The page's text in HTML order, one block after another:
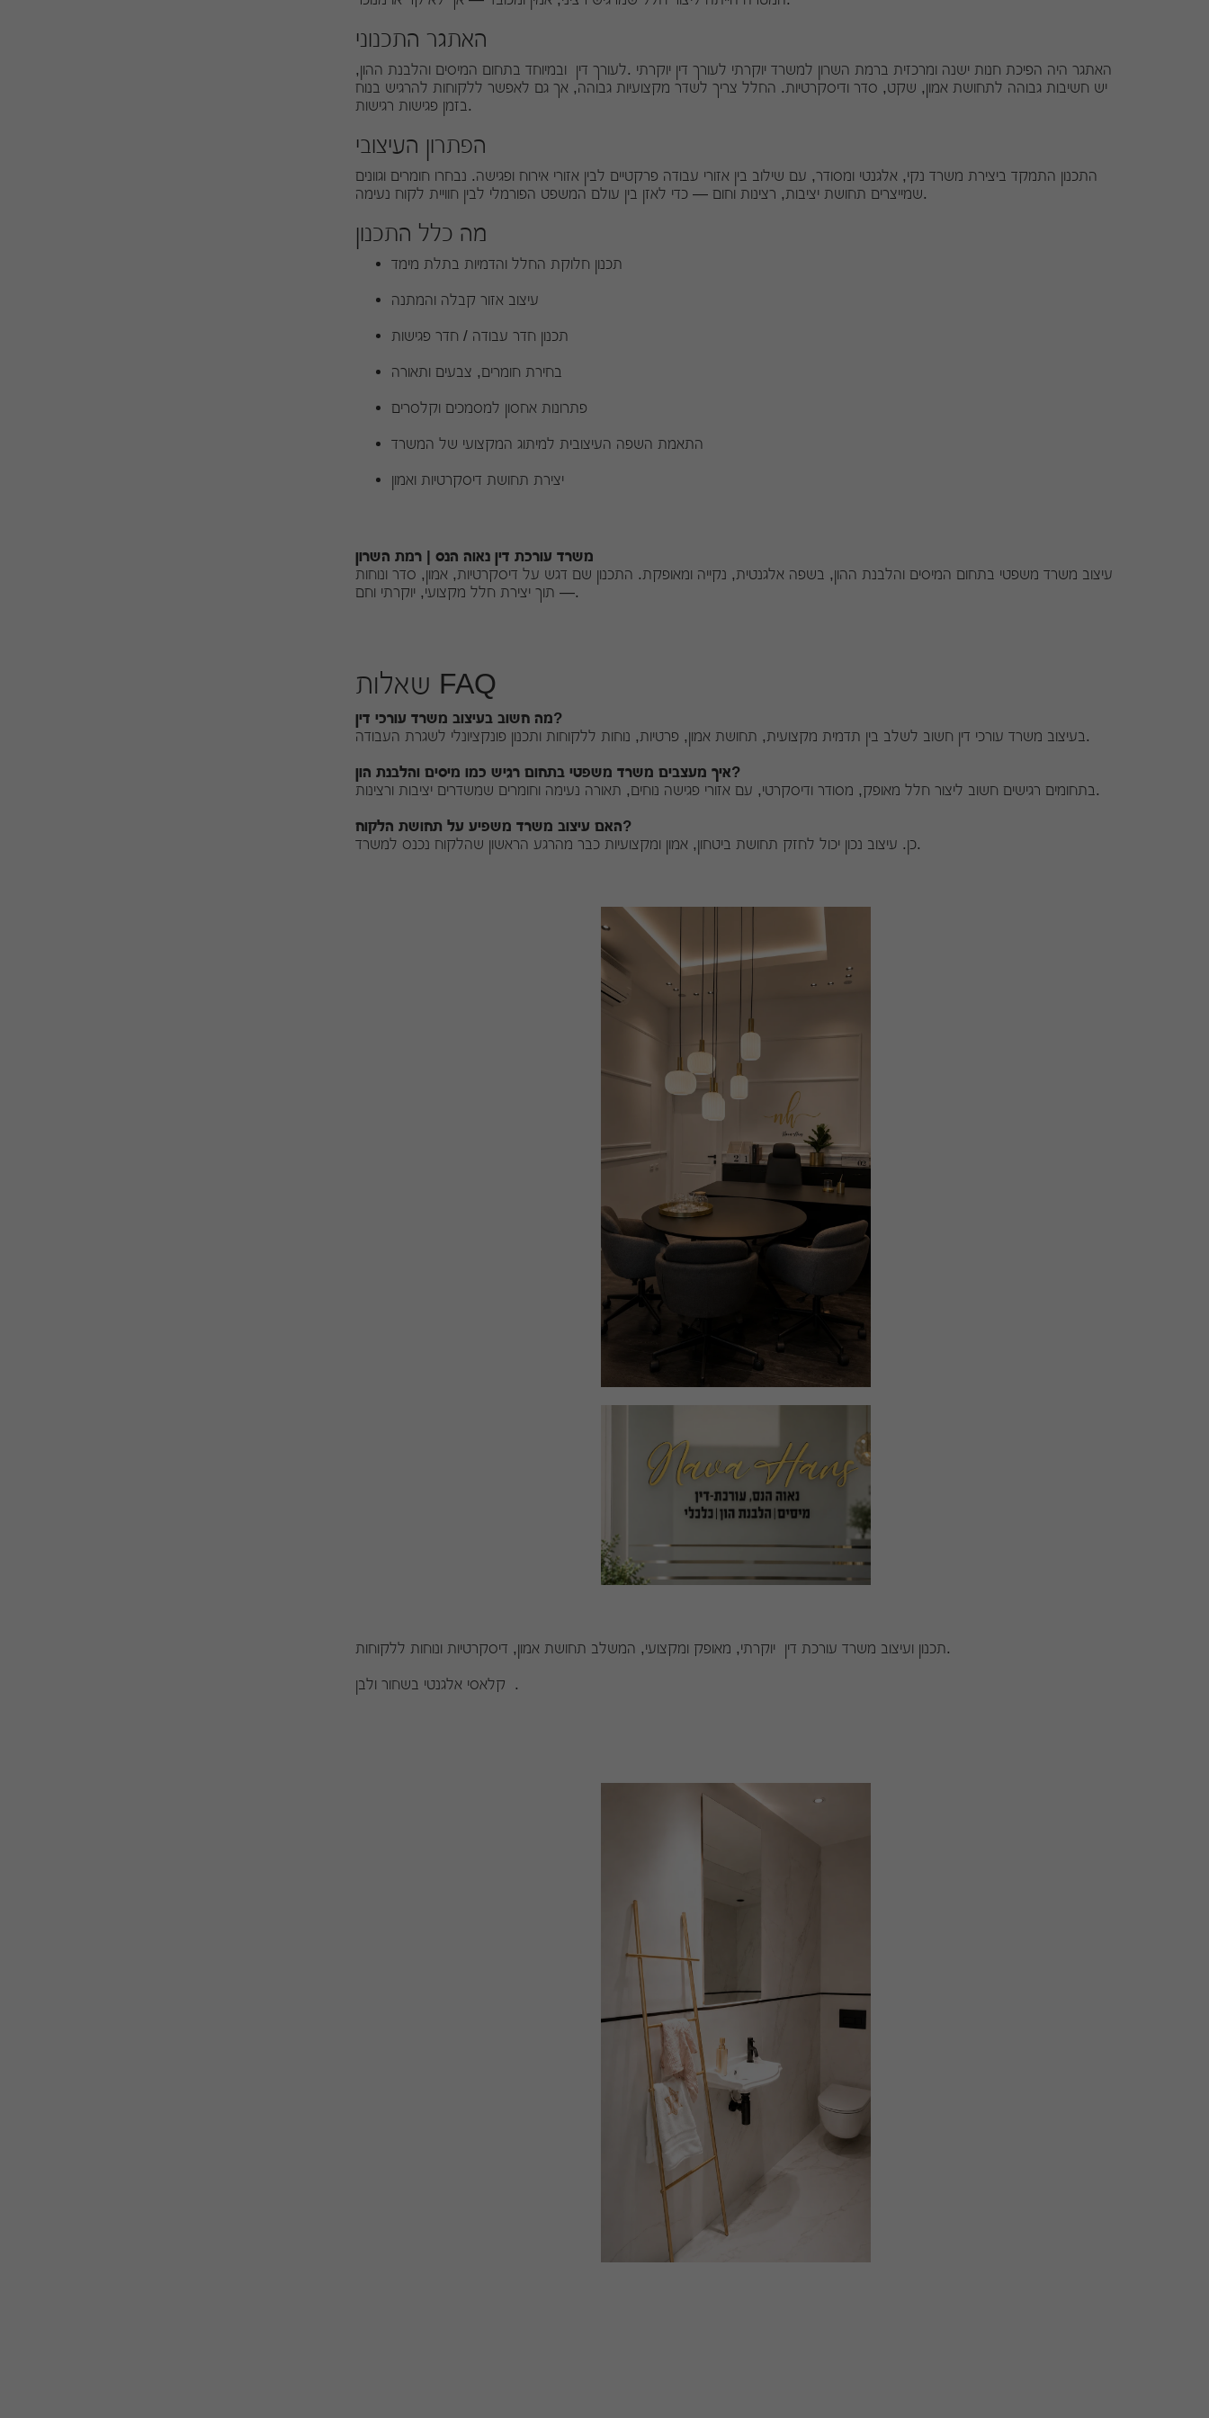
האתגר התכנוני
האתגר היה הפיכת חנות ישנה ומרכזית ברמת השרון למשרד יוקרתי לעורך דין יוקרתי .לעורך דין ובמיוחד בתחום המיסים והלבנת ההון,
יש חשיבות גבוהה לתחושת אמון, שקט, סדר ודיסקרטיות. החלל צריך לשדר מקצועיות גבוהה, אך גם לאפשר ללקוחות להרגיש בנוח
בזמן פגישות רגישות.
הפתרון העיצובי
התכנון התמקד ביצירת משרד נקי, אלגנטי ומסודר, עם שילוב בין אזורי עבודה פרקטיים לבין אזורי אירוח ופגישה. נבחרו חומרים וגוונים
שמייצרים תחושת יציבות, רצינות וחום — כדי לאזן בין עולם המשפט הפורמלי לבין חוויית לקוח נעימה.
מה כלל התכנון
תכנון חלוקת החלל והדמיות בתלת מימד
עיצוב אזור קבלה והמתנה
תכנון חדר עבודה / חדר פגישות
בחירת חומרים, צבעים ותאורה
פתרונות אחסון למסמכים וקלסרים
התאמת השפה העיצובית למיתוג המקצועי של המשרד
יצירת תחושת דיסקרטיות ואמון
משרד עורכת דין נאוה הנס | רמת השרון
עיצוב משרד משפטי בתחום המיסים והלבנת ההון, בשפה אלגנטית, נקייה ומאופקת. התכנון שם דגש על דיסקרטיות, אמון, סדר ונוחות
— תוך יצירת חלל מקצועי, יוקרתי וחם.
שאלות FAQ
מה חשוב בעיצוב משרד עורכי דין?
בעיצוב משרד עורכי דין חשוב לשלב בין תדמית מקצועית, תחושת אמון, פרטיות, נוחות ללקוחות ותכנון פונקציונלי לשגרת העבודה.
איך מעצבים משרד משפטי בתחום רגיש כמו מיסים והלבנת הון?
בתחומים רגישים חשוב ליצור חלל מאופק, מסודר ודיסקרטי, עם אזורי פגישה נוחים, תאורה נעימה וחומרים שמשדרים יציבות ורצינות.
האם עיצוב משרד משפיע על תחושת הלקוח?
כן. עיצוב נכון יכול לחזק תחושת ביטחון, אמון ומקצועיות כבר מהרגע הראשון שהלקוח נכנס למשרד.
תכנון ועיצוב משרד עורכת דין יוקרתי, מאופק ומקצועי, המשלב תחושת אמון, דיסקרטיות ונוחות ללקוחות.
קלאסי אלגנטי בשחור ולבן .